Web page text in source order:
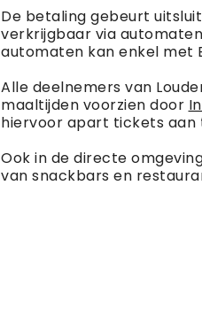
De betaling gebeurt
verkrijgbaar via
automaten kan enkel met
Alle deelnemers van
maaltijden voorzien door
hiervoor apart tickets aan
Ook in de directe
van snackbars en